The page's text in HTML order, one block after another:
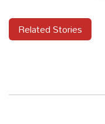
Related Stories